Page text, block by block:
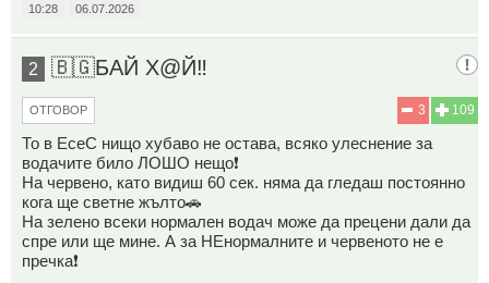
10:28 06.07.2026
2 🇧🇬БАЙ Х@Й‼️
109
3
ОТГОВОР
То в ЕсеС нищо хубаво не остава, всяко улеснение за
водачите било ЛОШО нещо❗
На червено, като видиш 60 сек. няма да гледаш постоянно
кога ще светне жълто🚗
На зелено всеки нормален водач може да прецени дали да
спре или ще мине. А за НЕнормалните и червеното не е
пречка❗